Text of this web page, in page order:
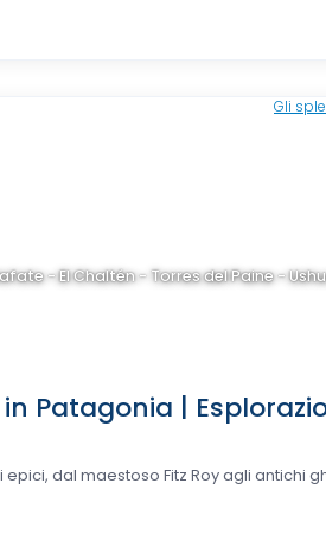
- El Chaltén - Torres del Paine -
Patagonia |
dal maestoso Fitz Roy agli antichi